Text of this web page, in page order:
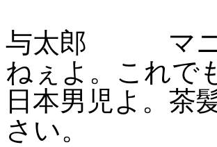
与太郎 マニ
ねぇよ。これで
日本男児よ。茶
さい。